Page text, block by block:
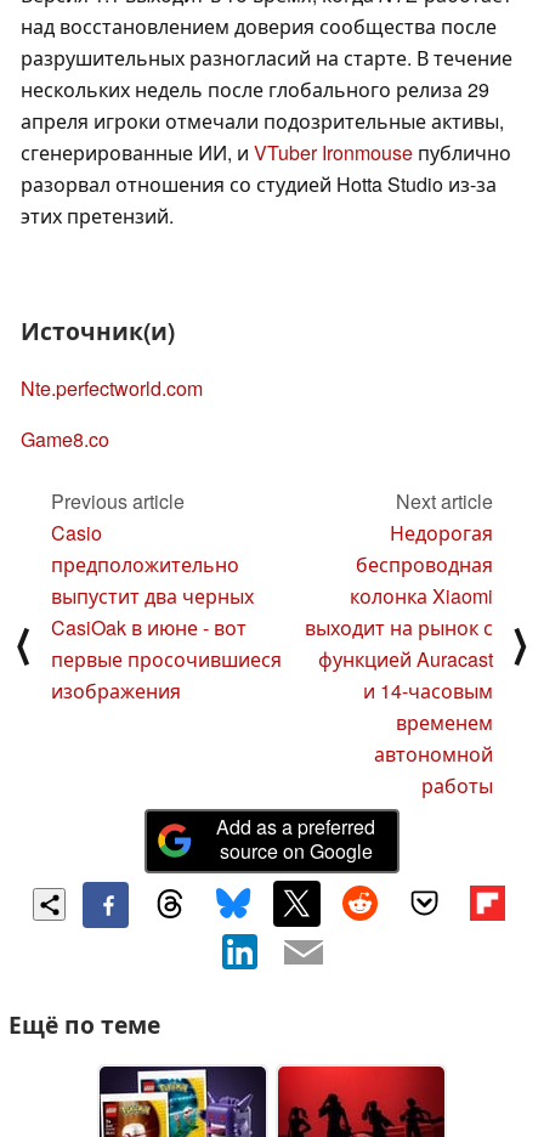
над восстановлением доверия сообщества после
разрушительных разногласий на старте. В течение
нескольких недель после глобального релиза 29
апреля игроки отмечали подозрительные активы,
сгенерированные ИИ, и VTuber Ironmouse публично
разорвал отношения со студией Hotta Studio из-за
этих претензий.
Источник(и)
Nte.perfectworld.com
Game8.co
⟨
Previous article
Casio
предположительно
выпустит два черных
CasiOak в июне - вот
первые просочившиеся
изображения
Next article
Недорогая
беспроводная
колонка Xiaomi
выходит на рынок с
функцией Auracast
и 14-часовым
временем
автономной
работы
⟩
Add as a preferred
source on Google
Ещё по теме